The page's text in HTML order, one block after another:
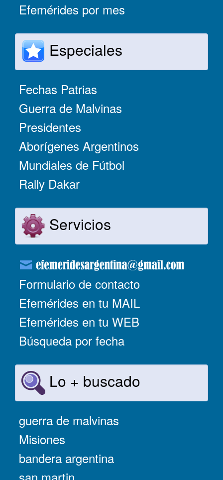
Efemérides por mes
Especiales
Fechas Patrias
Guerra de Malvinas
Presidentes
Aborígenes Argentinos
Mundiales de Fútbol
Rally Dakar
Servicios
Formulario de contacto
Efemérides en tu MAIL
Efemérides en tu WEB
Búsqueda por fecha
Lo + buscado
guerra de malvinas
Misiones
bandera argentina